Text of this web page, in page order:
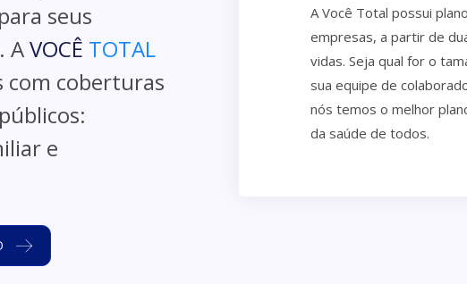
seus
AVOCÊ TOTAL
com coberturas
e
A Você Total possui
empresas, a partir de
vidas. Seja qual for o
sua equipe de
nós temos o melhor
da saúde de todos.